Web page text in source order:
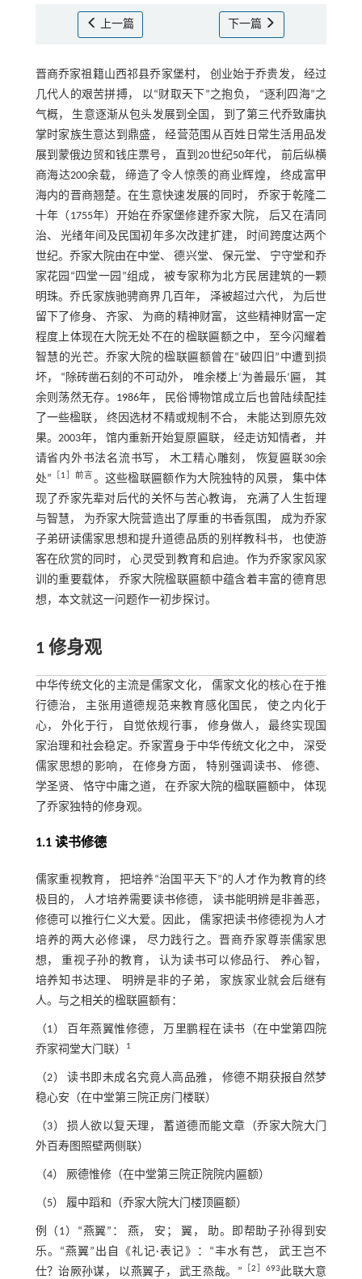
上一篇 下一篇
晋商乔家祖籍山西祁县乔家堡村， 创业始于乔贵发， 经过
几代人的艰苦拼搏， 以“财取天下”之抱负， “逐利四海”之
气概， 生意逐渐从包头发展到全国， 到了第三代乔致庸执
掌时家族生意达到鼎盛， 经营范围从百姓日常生活用品发
展到蒙俄边贸和钱庄票号， 直到20世纪50年代， 前后纵横
商海达200余载， 缔造了令人惊羡的商业辉煌， 终成富甲
海内的晋商翘楚。在生意快速发展的同时， 乔家于乾隆二
十年（1755年）开始在乔家堡修建乔家大院， 后又在清同
治、 光绪年间及民国初年多次改建扩建， 时间跨度达两个
世纪。乔家大院由在中堂、 德兴堂、 保元堂、 宁守堂和乔
家花园“四堂一园”组成， 被专家称为北方民居建筑的一颗
明珠。乔氏家族驰骋商界几百年， 泽被超过六代， 为后世
留下了修身、 齐家、 为商的精神财富， 这些精神财富一定
程度上体现在大院无处不在的楹联匾额之中， 至今闪耀着
智慧的光芒。乔家大院的楹联匾额曾在“破四旧”中遭到损
坏， “除砖凿石刻的不可动外， 唯余楼上‘为善最乐’匾， 其
余则荡然无存。1986年， 民俗博物馆成立后也曾陆续配挂
了一些楹联， 终因选材不精或规制不合， 未能达到原先效
果。2003年， 馆内重新开始复原匾联， 经走访知情者， 并
请省内外书法名流书写， 木工精心雕刻， 恢复匾联30余
处”
1 ］前言 。这些楹联匾额作为大院独特的风景， 集中体
现了乔家先辈对后代的关怀与苦心教诲， 充满了人生哲理
与智慧， 为乔家大院营造出了厚重的书香氛围， 成为乔家
子弟研读儒家思想和提升道德品质的别样教科书， 也使游
客在欣赏的同时， 心灵受到教育和启迪。作为乔家家风家
训的重要载体， 乔家大院楹联匾额中蕴含着丰富的德育思
想，本文就这一问题作一初步探讨。
1 修身观
中华传统文化的主流是儒家文化， 儒家文化的核心在于推
行德治， 主张用道德规范来教育感化国民， 使之内化于
心， 外化于行， 自觉依规行事， 修身做人， 最终实现国
家治理和社会稳定。乔家置身于中华传统文化之中， 深受
儒家思想的影响， 在修身方面， 特别强调读书、 修德、
学圣贤、 恪守中庸之道， 在乔家大院的楹联匾额中， 体现
了乔家独特的修身观。
1.1 读书修德
儒家重视教育， 把培养“治国平天下”的人才作为教育的终
极目的， 人才培养需要读书修德， 读书能明辨是非善恶，
修德可以推行仁义大爱。因此， 儒家把读书修德视为人才
培养的两大必修课， 尽力践行之。晋商乔家尊崇儒家思
想， 重视子孙的教育， 认为读书可以修品行、 养心智，
培养知书达理、 明辨是非的子弟， 家族家业就会后继有
人。与之相关的楹联匾额有：
（1） 百年燕翼惟修德， 万里鹏程在读书（在中堂第四院
乔家祠堂大门联）
1
（2） 读书即未成名究竟人高品雅， 修德不期获报自然梦
稳心安（在中堂第三院正房门楼联）
（3） 损人欲以复天理， 蓄道德而能文章（乔家大院大门
外百寿图照壁两侧联）
（4） 厥德惟修（在中堂第三院正院院内匾额）
（5） 履中蹈和（乔家大院大门楼顶匾额）
例（1）“燕翼”： 燕， 安； 翼， 助。即帮助子孙得到安
乐。“燕翼”出自《礼记·表记》：“丰水有芑， 武王岂不
仕？诒厥孙谋， 以燕翼子， 武王烝哉。” ［2 ］693 此联大意